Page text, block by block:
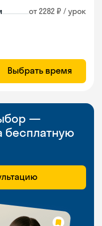
от 2282 ₽ / урок
Выбрать время
—
бесплатную